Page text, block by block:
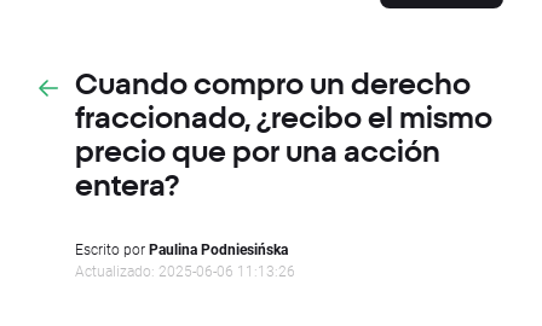
Cuando compro un derecho
fraccionado, ¿recibo el mismo
precio que por una acción
entera?
Escrito porPaulina Podniesińska
Actualizado: 2025-06-06 11:13:26